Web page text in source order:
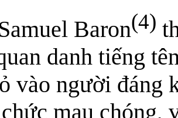
Baron(4)
danh tiếng
vào người đáng
mau chóng,